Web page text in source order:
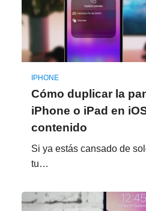
IPHONE
Cómo duplicar la
iPhone o iPad en
contenido
Si ya estás cansado de
tu…